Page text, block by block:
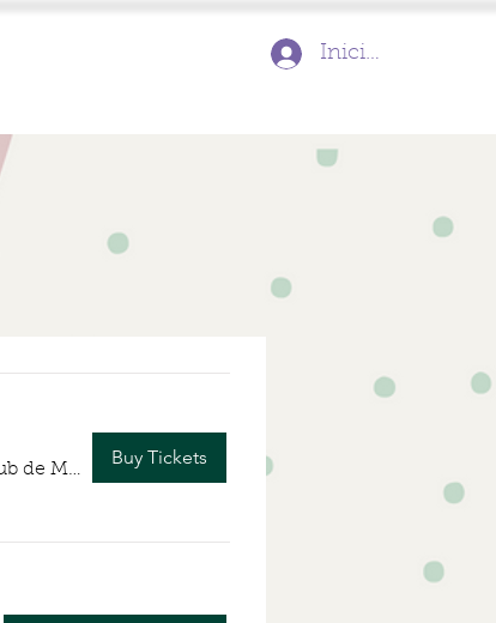
Inicia la sessió
Club de Madres
Buy Tickets